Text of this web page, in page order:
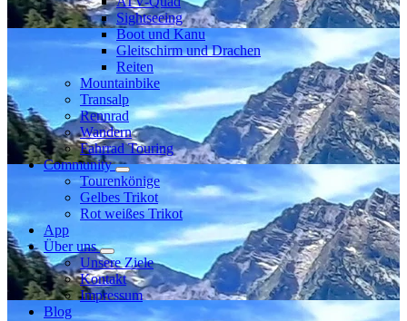
Sightseeing
Boot und Kanu
Gleitschirm und Drachen
Reiten
Mountainbike
Transalp
Rennrad
Wandern
Fahrrad Touring
Community
Tourenkönige
Gelbes Trikot
Rot weißes Trikot
App
Über uns
Unsere Ziele
Kontakt
Impressum
Blog